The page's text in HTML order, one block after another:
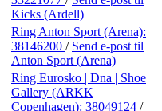
Kicks (Ardell)
Ring Anton Sport (Arena):
38146200 / Send e-post til
Anton Sport (Arena)
Ring Eurosko | Dna | Shoe
Gallery (ARKK
Copenhagen): 38049124 /